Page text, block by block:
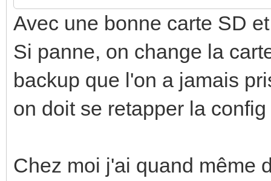
Avec une bonne carte SD
Si panne, on change la
backup que l'on a jamais
on doit se retapper la
Chez moi j'ai quand même